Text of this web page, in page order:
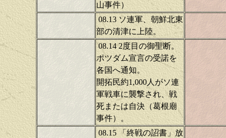
山事件）
08.13 ソ連軍、朝鮮北東
部の清津に上陸。
08.14 2度目の御聖断。
ポツダム宣言の受諾を
各国へ通知。
開拓民約1,000人がソ連
軍戦車に襲撃され、戦
死または自決（葛根廟
事件）。
08.15 「終戦の詔書」放